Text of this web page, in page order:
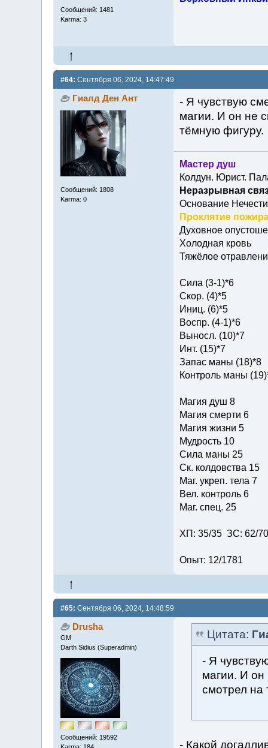
Сообщений: 1481
Karma: 3
#64: Сентября 06, 2024, 14:47:49
Гиалд Ден Ант
Сообщений: 1808
Karma: 0
- Я чувствую
магии. И он не
тёмную фигуру.
Мастер душ
Колдун. Юрист.
Неразрывная
Основание
Проклятие
Духовное
Холодная кровь
Тяжёлое
Сила (3-1)*6
Скор. (4)*5
Иниц. (6)*5
Воспр. (4-1)*6
Выносл. (10)*7
Инт. (15)*7
Запас маны (18)*8
Контроль маны
Магия душ 8
Магия смерти 6
Магия жизни 5
Мудрость 10
Сила маны 25
Ск. колдовства 15
Маг. укреп. тела 7
Вел. контроль 6
Маг. спец. 25
ХП: 35/35 ЗС: 62/
Опыт: 12/1781
#65: Сентября 06, 2024, 14:48:59
Drusha
GM
Darth Sidius (Superadmin)
Сообщений: 19592
Цитата:
- Я
магии. И он
смотрел на
- Какой